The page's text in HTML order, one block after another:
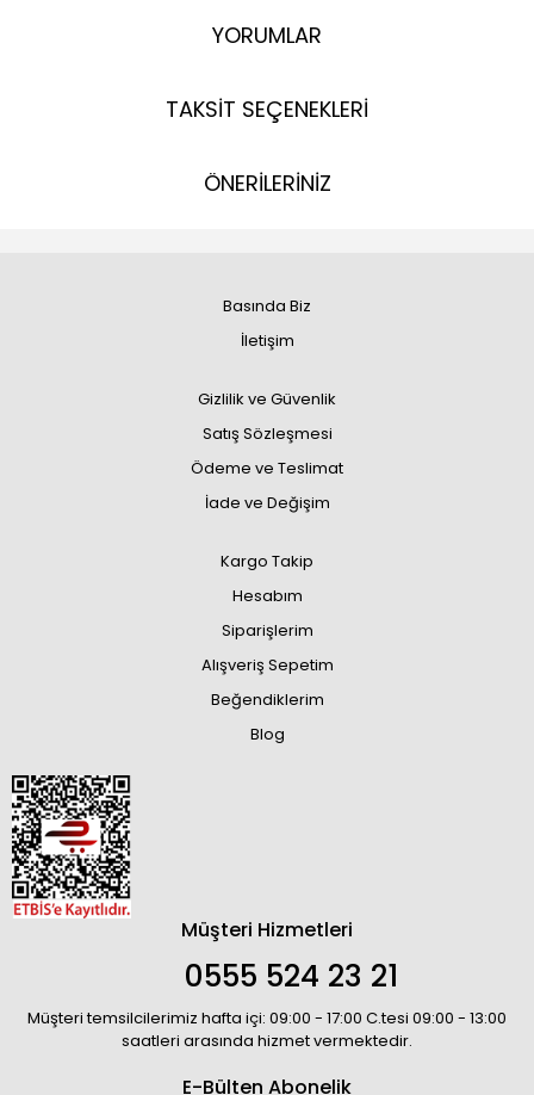
YORUMLAR
TAKSİT SEÇENEKLERİ
ÖNERİLERİNİZ
Basında Biz
İletişim
Gizlilik ve Güvenlik
Satış Sözleşmesi
Ödeme ve Teslimat
İade ve Değişim
Kargo Takip
Hesabım
Siparişlerim
Alışveriş Sepetim
Beğendiklerim
Blog
Müşteri Hizmetleri
0555 524 23 21
Müşteri temsilcilerimiz hafta içi: 09:00 - 17:00 C.tesi 09:00 - 13:00
saatleri arasında hizmet vermektedir.
E-Bülten Abonelik